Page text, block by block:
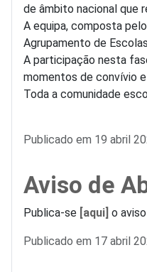
de âmbito nacional que
A equipa, composta
Agrupamento de
A participação nesta
momentos de convívio
Toda a comunidade
Detalhes
Publicado em 19 abril
Aviso de
Publica-se [aqui] o
Detalhes
Publicado em 17 abril